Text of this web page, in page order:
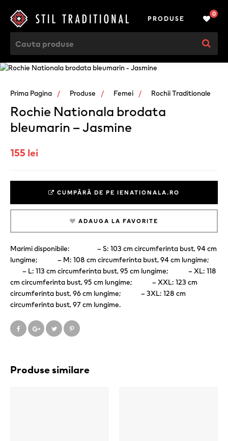
PRODUSE
0
Prima Pagina Produse Femei Rochii Traditionale
Rochie Nationala brodata
bleumarin – Jasmine
155 lei
CUMPĂRĂ DE PE IENATIONALA.RO
ADAUGA LA FAVORITE
Marimi disponibile: – S: 103 cm circumferinta bust, 94 cm
lungime; – M: 108 cm circumferinta bust, 94 cm lungime;
– L: 113 cm circumferinta bust, 95 cm lungime; – XL: 118
cm circumferinta bust, 95 cm lungime; – XXL: 123 cm
circumferinta bust, 96 cm lungime; – 3XL: 128 cm
circumferinta bust, 97 cm lungime.
Produse similare